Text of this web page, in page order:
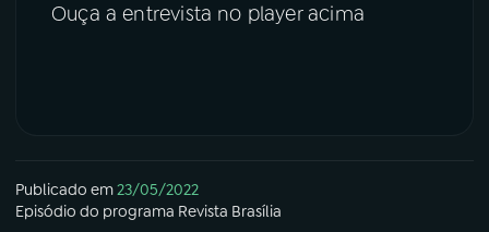
Ouça a entrevista no player acima
Publicado em23/05/2022
Episódio do programa Revista Brasília